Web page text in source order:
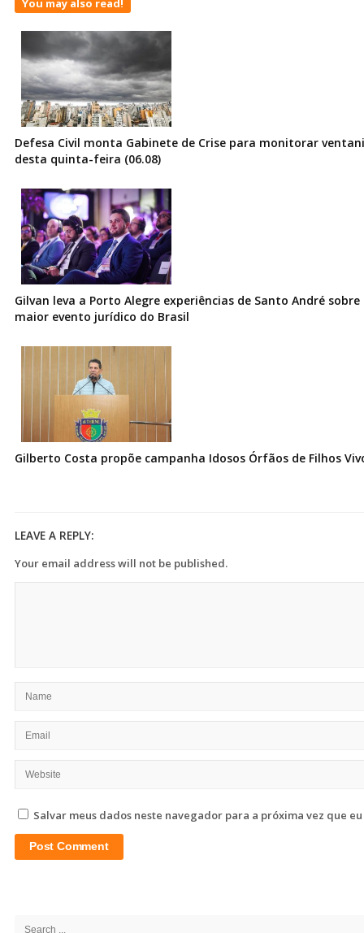
Defesa Civil monta Gabinete de Crise para monitorar
desta quinta-feira (06.08)
Gilvan leva a Porto Alegre experiências de Santo André
maior evento jurídico do Brasil
Gilberto Costa propõe campanha Idosos Órfãos de Filhos
LEAVE A REPLY:
Your email address will not be published.
Salvar meus dados neste navegador para a próxima vez que